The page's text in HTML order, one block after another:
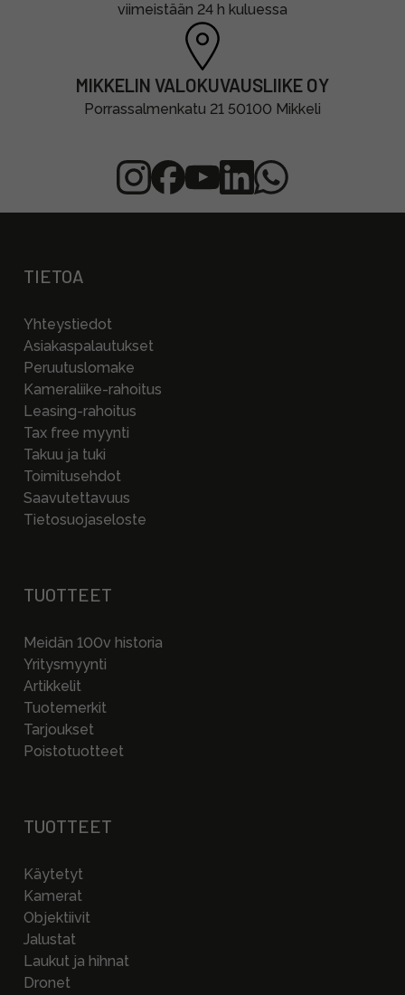
viimeistään 24 h kuluessa
MIKKELIN VALOKUVAUSLIIKE OY
Porrassalmenkatu 21 50100 Mikkeli
TIETOA
Yhteystiedot
Asiakaspalautukset
Peruutuslomake
Kameraliike-rahoitus
Leasing-rahoitus
Tax free myynti
Takuu ja tuki
Toimitusehdot
Saavutettavuus
Tietosuojaseloste
TUOTTEET
Meidän 100v historia
Yritysmyynti
Artikkelit
Tuotemerkit
Tarjoukset
Poistotuotteet
TUOTTEET
Käytetyt
Kamerat
Objektiivit
Jalustat
Laukut ja hihnat
Dronet